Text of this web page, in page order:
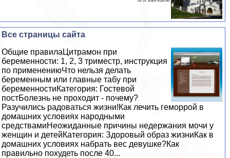
Все страницы сайта
Общие правилаЦитрамон при
беременности: 1, 2, 3 триместр, инструкция
по применениюЧто нельзя делать
беременным или главные табу при
беременностиКатегория: Гостевой
постБолезнь не проходит - почему?
Разучились радоваться жизни!Как лечить геморрой в
домашних условиях народными
средствамиНеожиданные причины недержания мочи у
женщин и детейКатегория: Здоровый образ жизниКак в
домашних условиях набрать вес дeвyшке?Как
правильно похудеть после 40...